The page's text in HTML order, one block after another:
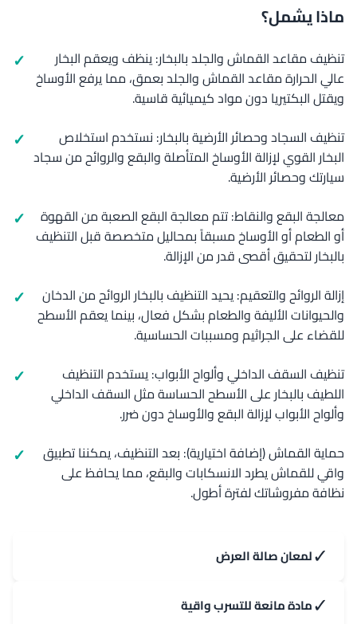
ماذا يشمل؟
تنظيف مقاعد القماش والجلد بالبخار: ينظف ويعقم البخار
عالي الحرارة مقاعد القماش والجلد بعمق، مما يرفع الأوساخ
ويقتل البكتيريا دون مواد كيميائية قاسية.
تنظيف السجاد وحصائر الأرضية بالبخار: نستخدم استخلاص
البخار القوي لإزالة الأوساخ المتأصلة والبقع والروائح من سجاد
سيارتك وحصائر الأرضية.
معالجة البقع والنقاط: تتم معالجة البقع الصعبة من القهوة
أو الطعام أو الأوساخ مسبقاً بمحاليل متخصصة قبل التنظيف
بالبخار لتحقيق أقصى قدر من الإزالة.
إزالة الروائح والتعقيم: يحيد التنظيف بالبخار الروائح من الدخان
والحيوانات الأليفة والطعام بشكل فعال، بينما يعقم الأسطح
للقضاء على الجراثيم ومسببات الحساسية.
تنظيف السقف الداخلي وألواح الأبواب: يستخدم التنظيف
اللطيف بالبخار على الأسطح الحساسة مثل السقف الداخلي
وألواح الأبواب لإزالة البقع والأوساخ دون ضرر.
حماية القماش (إضافة اختيارية): بعد التنظيف، يمكننا تطبيق
واقي للقماش يطرد الانسكابات والبقع، مما يحافظ على
نظافة مفروشاتك لفترة أطول.
✓لمعان صالة العرض
✓مادة مانعة للتسرب واقية